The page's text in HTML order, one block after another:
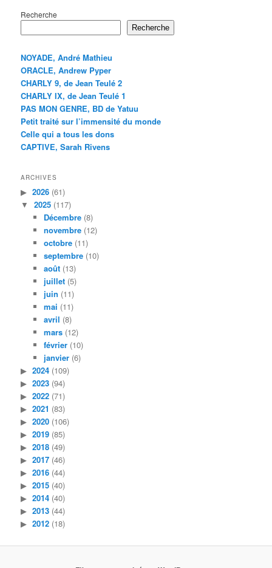
Recherche
Recherche
NOYADE, André Mathieu
ORACLE, Andrew Pyper
CHARLY 9, de Jean Teulé 2
CHARLY IX, de Jean Teulé 1
PAS MON GENRE, BD de Yatuu
Petit traité sur l’immensité du monde
Celle qui a tous les dons
CAPTIVE, Sarah Rivens
ARCHIVES
2026 (61)
2025 (117)
Décembre(8)
novembre(12)
octobre(11)
septembre(10)
août(13)
juillet(5)
juin (11)
mai (11)
avril (8)
mars(12)
février(10)
janvier(6)
2024 (109)
2023 (94)
2022 (71)
2021 (83)
2020 (106)
2019 (85)
2018 (49)
2017 (46)
2016 (44)
2015 (40)
2014 (40)
2013 (44)
2012 (18)